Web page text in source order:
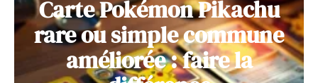
Carte Pokémon Pikachu
rare ou simple commune
améliorée : faire la